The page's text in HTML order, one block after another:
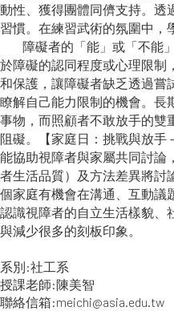
動性、獲得團體同儕支持。透
習慣。在練習武術的氛圍中，
障礙者的「能」或「不能
於障礙的認同程度或心理限制
和保護，讓障礙者缺乏透過嘗
瞭解自己能力限制的機會。長
事物，而照顧者不敢放手的雙
阻礙。【家庭日：挑戰與放手
能協助視障者與家屬共同討論
者生活品質）及方法差異將討
個家庭有機會在溝通、互動議
認識視障者的自立生活樣貌、
與減少很多的刻板印象。
系別:社工系
授課老師:陳美智
聯絡信箱:meichi@asia.edu.tw